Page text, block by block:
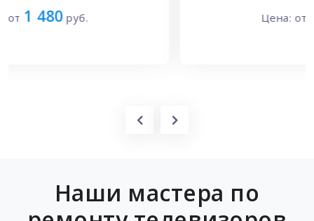
Наши мастера по